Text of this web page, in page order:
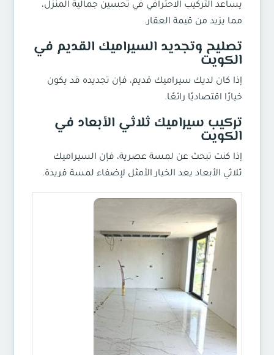
يساعد التركيب الاحترافي في تحسين جمالية المنزل،
مما يزيد من قيمة العقار.
تصليح وتجديد السيراميك القديم في
الكويت
إذا كان لديك سيراميك قديم، فإن تجديده قد يكون
خيارًا اقتصاديًا رائعًا.
تركيب سيراميك ثلاثي الأبعاد في
الكويت
إذا كنت تبحث عن لمسة عصرية، فإن السيراميك
ثلاثي الأبعاد يعد الخيار الأمثل لإضفاء لمسة فريدة.